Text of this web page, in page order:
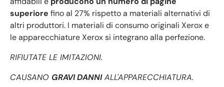
superiore fino al 27% rispetto a materiali alternativi di
altri produttori. I materiali di consumo originali Xerox e
le apparecchiature Xerox si integrano alla perfezione.
RIFIUTATE LE IMITAZIONI.
CAUSANO GRAVI DANNIALL'APPARECCHIATURA.